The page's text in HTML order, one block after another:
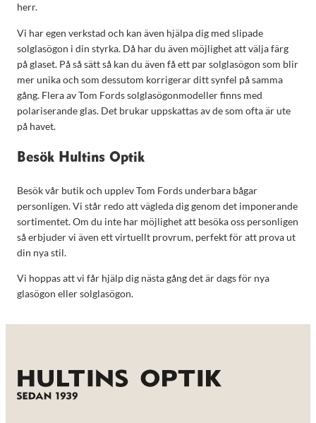
herr.
Vi har egen verkstad och kan även hjälpa dig med slipade
solglasögon i din styrka. Då har du även möjlighet att välja färg
på glaset. På så sätt så kan du även få ett par solglasögon som blir
mer unika och som dessutom korrigerar ditt synfel på samma
gång. Flera av Tom Fords solglasögonmodeller finns med
polariserande glas. Det brukar uppskattas av de som ofta är ute
på havet.
Besök Hultins Optik
Besök vår butik och upplev Tom Fords underbara bågar
personligen. Vi står redo att vägleda dig genom det imponerande
sortimentet. Om du inte har möjlighet att besöka oss personligen
så erbjuder vi även ett virtuellt provrum, perfekt för att prova ut
din nya stil.
Vi hoppas att vi får hjälp dig nästa gång det är dags för nya
glasögon eller solglasögon.